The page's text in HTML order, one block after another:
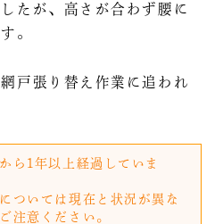
たが、高さが合わず腰に
。
戸張り替え作業に追われ
ら1年以上経過していま
ついては現在と状況が異な
注意ください。